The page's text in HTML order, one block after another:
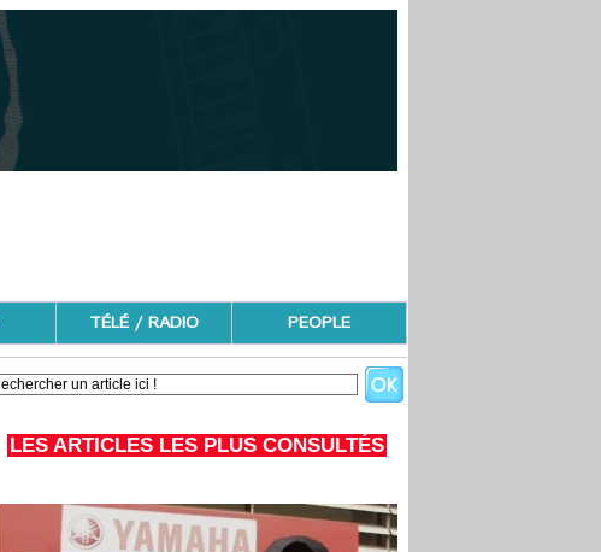
TÉLÉ / RADIO PEOPLE
LES ARTICLES LES PLUS CONSULTÉS